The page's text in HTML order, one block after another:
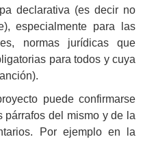
declarativa (es decir no
especialmente para las
normas jurídicas que
para todos y cuya
puede confirmarse
párrafos del mismo y de la
Por ejemplo en la